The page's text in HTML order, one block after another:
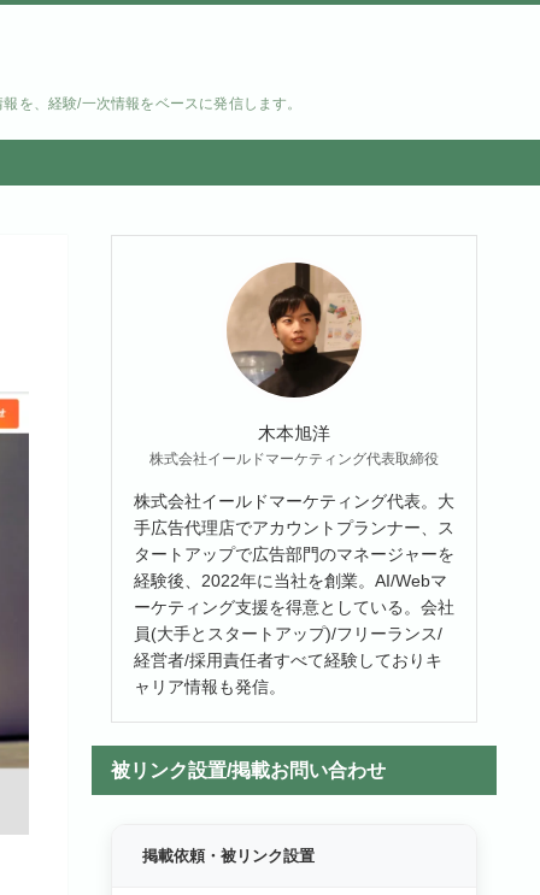
を、経験/一次情報をベースに発信します。
木本旭洋
株式会社イールドマーケティング代表取締役
株式会社イールドマーケティング代表。大
手広告代理店でアカウントプランナー、ス
タートアップで広告部門のマネージャーを
経験後、2022年に当社を創業。AI/Webマ
ーケティング支援を得意としている。会社
員(大手とスタートアップ)/フリーランス/
経営者/採用責任者すべて経験しておりキ
ャリア情報も発信。
被リンク設置/掲載お問い合わせ
掲載依頼・被リンク設置